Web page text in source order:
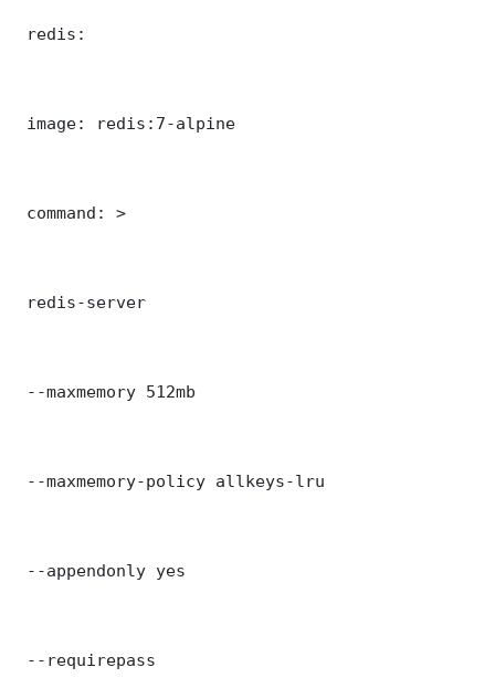
redis:
image: redis:7-alpine
command: >
redis-server
--maxmemory 512mb
--maxmemory-policy allkeys-lru
--appendonly yes
--requirepass